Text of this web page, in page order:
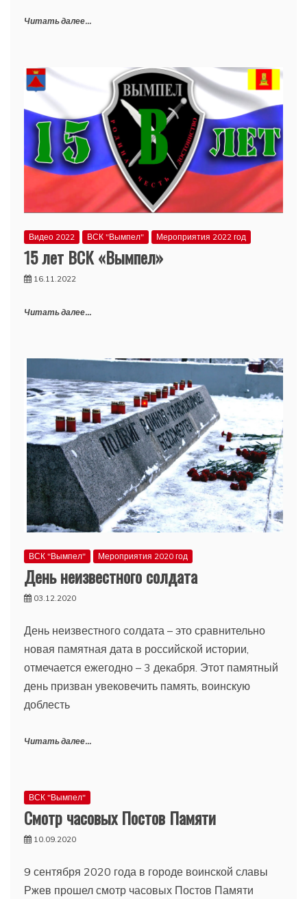
Читать далее...
Видео 2022 ВСК "Вымпел" Мероприятия 2022 год
15 лет ВСК «Вымпел»
16.11.2022
Читать далее...
ВСК "Вымпел" Мероприятия 2020 год
День неизвестного солдата
03.12.2020
День неизвестного солдата – это сравнительно
новая памятная дата в российской истории,
отмечается ежегодно – 3 декабря. Этот памятный
день призван увековечить память, воинскую
доблесть
Читать далее...
ВСК "Вымпел"
Смотр часовых Постов Памяти
10.09.2020
9 сентября 2020 года в городе воинской славы
Ржев прошел смотр часовых Постов Памяти